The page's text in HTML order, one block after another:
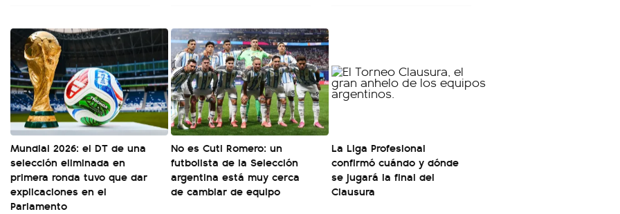
Mundial 2026: el DT de una
selección eliminada en
primera ronda tuvo que dar
explicaciones en el
Parlamento
No es Cuti Romero: un
futbolista de la Selección
argentina está muy cerca
de cambiar de equipo
La Liga Profesional
confirmó cuándo y dónde
se jugará la final del
Clausura